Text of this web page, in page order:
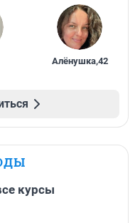
Алёнушка,42
курсы